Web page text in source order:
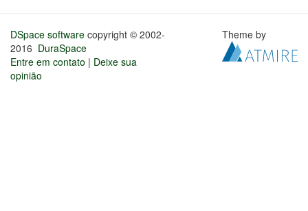
DSpace software copyright © 2002-
2016 DuraSpace
Entre em contato | Deixe sua
opinião
Theme by